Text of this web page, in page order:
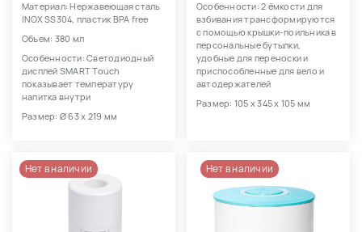
Материал: Нержавеющая сталь
INOX SS304, пластик BPA free
Объем: 380 мл
Особенности: Светодиодный
дисплей SMART Touch
показывает температуру
напитка внутри
Размер: Ø 63 x 219 мм
Особенности: 2 ёмкости для
взбивания трансформируются
с помощью крышки-поильника в
персональные бутылки,
удобные для переноски и
приспособленные для вело и
автодержателей
Размер: 105 х 345 х 105 мм
Нет в наличии Нет в наличии